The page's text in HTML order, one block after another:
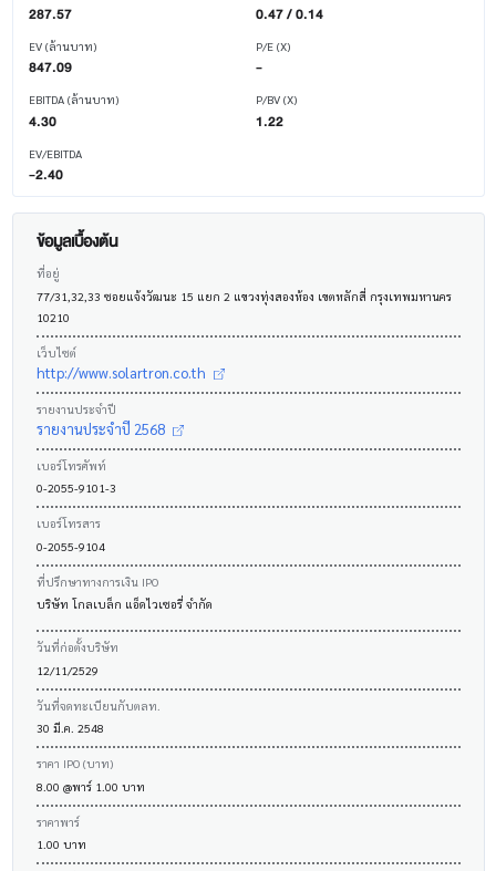
287.57
EV (ล้านบาท)
847.09
EBITDA (ล้านบาท)
4.30
EV/EBITDA
-2.40
0.47 / 0.14
P/E (X)
-
P/BV (X)
1.22
ข้อมูลเบื้องต้น
ที่อยู่
77/31,32,33 ซอยแจ้งวัฒนะ 15 แยก 2 แขวงทุ่งสองห้อง เขตหลักสี่ กรุงเทพมหานคร
10210
เว็บไซต์
http://www.solartron.co.th
รายงานประจำปี
รายงานประจำปี 2568
เบอร์โทรศัพท์
0-2055-9101-3
เบอร์โทรสาร
0-2055-9104
ที่ปรึกษาทางการเงิน IPO
บริษัท โกลเบล็ก แอ็ดไวเซอรี่ จำกัด
วันที่ก่อตั้งบริษัท
12/11/2529
วันที่จดทะเบียนกับตลท.
30 มี.ค. 2548
ราคา IPO (บาท)
8.00 @พาร์ 1.00 บาท
ราคาพาร์
1.00 บาท